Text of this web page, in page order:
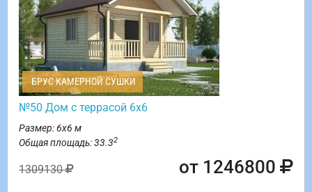
БРУС КАМЕРНОЙ СУШКИ
№50 Дом с террасой 6х6
Размер: 6х6 м
Общая площадь: 33.32
1309130 от 1246800